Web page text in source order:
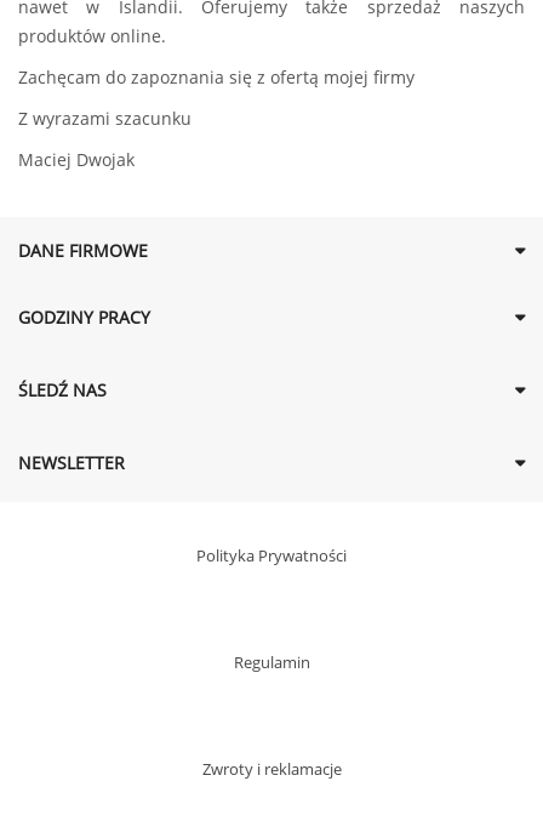
nawet w Islandii. Oferujemy także sprzedaż naszych
produktów online.
Zachęcam do zapoznania się z ofertą mojej firmy
Z wyrazami szacunku
Maciej Dwojak
DANE FIRMOWE
GODZINY PRACY
ŚLEDŹ NAS
NEWSLETTER
Polityka Prywatności
Regulamin
Zwroty i reklamacje